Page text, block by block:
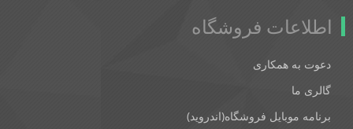
اطلاعات فروشگاه
دعوت به همکاری
گالری ما
برنامه موبایل فروشگاه(اندروید)